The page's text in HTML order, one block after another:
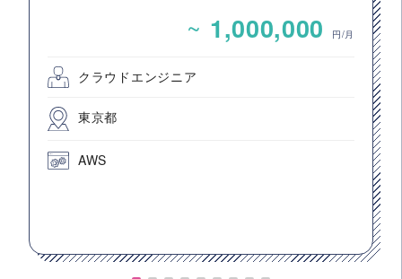
~ 1,000,000 円/月
クラウドエンジニア
東京都
AWS